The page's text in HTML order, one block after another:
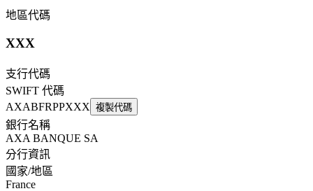
地區代碼
XXX
支行代碼
SWIFT 代碼
AXABFRPPXXX 複製代碼
銀行名稱
AXA BANQUE SA
分行資訊
國家/地區
France